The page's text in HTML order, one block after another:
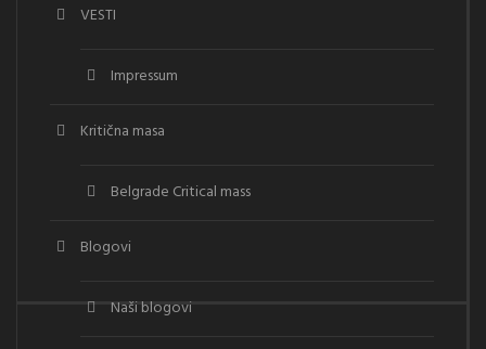
VESTI
Impressum
Kritična masa
Belgrade Critical mass
Blogovi
Naši blogovi